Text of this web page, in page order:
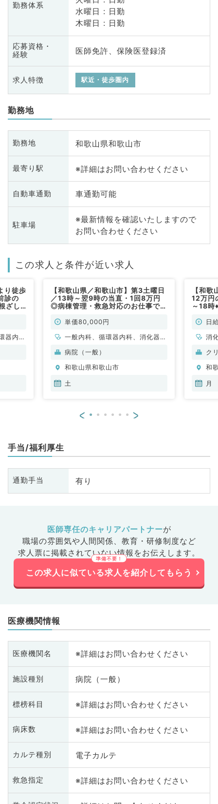
勤務体系
水曜日 : 日勤
木曜日 : 日勤
応募資格・
経験
医師免許、保険医登録済
求人特徴 駅近・徒歩圏内
勤務地
勤務地 和歌山県和歌山市
最寄り駅 ※詳細はお問い合わせください
自動車通勤 車通勤可能
駐車場
※最新情報を確認いたしますので
お問い合わせください
この求人と条件が近い求人
り徒歩
診の
ざし
器内
【和歌山県／和歌山市】第3土曜日
／13時～翌9時の当直・1回8万円
◎病棟管理・救急対応のお仕事です
勤）単価80,000円
一般内科、循環器内科、消化器内
科、外科系全般、一般外科、消化
病院（一般）
和歌山県和歌山市
土
【和
12万円
～18時
科／非
日
消
ク
和
月
< >
手当/福利厚生
通勤手当 有り
医師専任のキャリアパートナーが
職場の雰囲気や人間関係、 教育・研修制度など
求人票に掲載されていない情報をお伝えします。
この求人に似ている求人を紹介してもらう
医療機関情報
医療機関名 ※詳細はお問い合わせください
施設種別 病院（一般）
標榜科目 ※詳細はお問い合わせください
病床数 ※詳細はお問い合わせください
カルテ種別 電子カルテ
救急指定 ※詳細はお問い合わせください